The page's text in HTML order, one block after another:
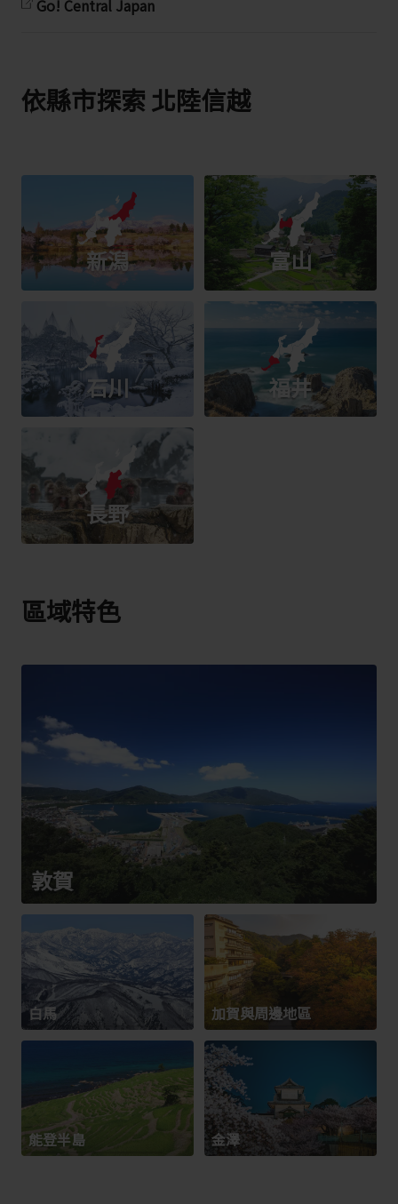
Go! Central Japan
依縣市探索 北陸信越
新潟 富山
石川 福井
長野
區域特色
敦賀
白馬 加賀與周邊地區
能登半島 金澤